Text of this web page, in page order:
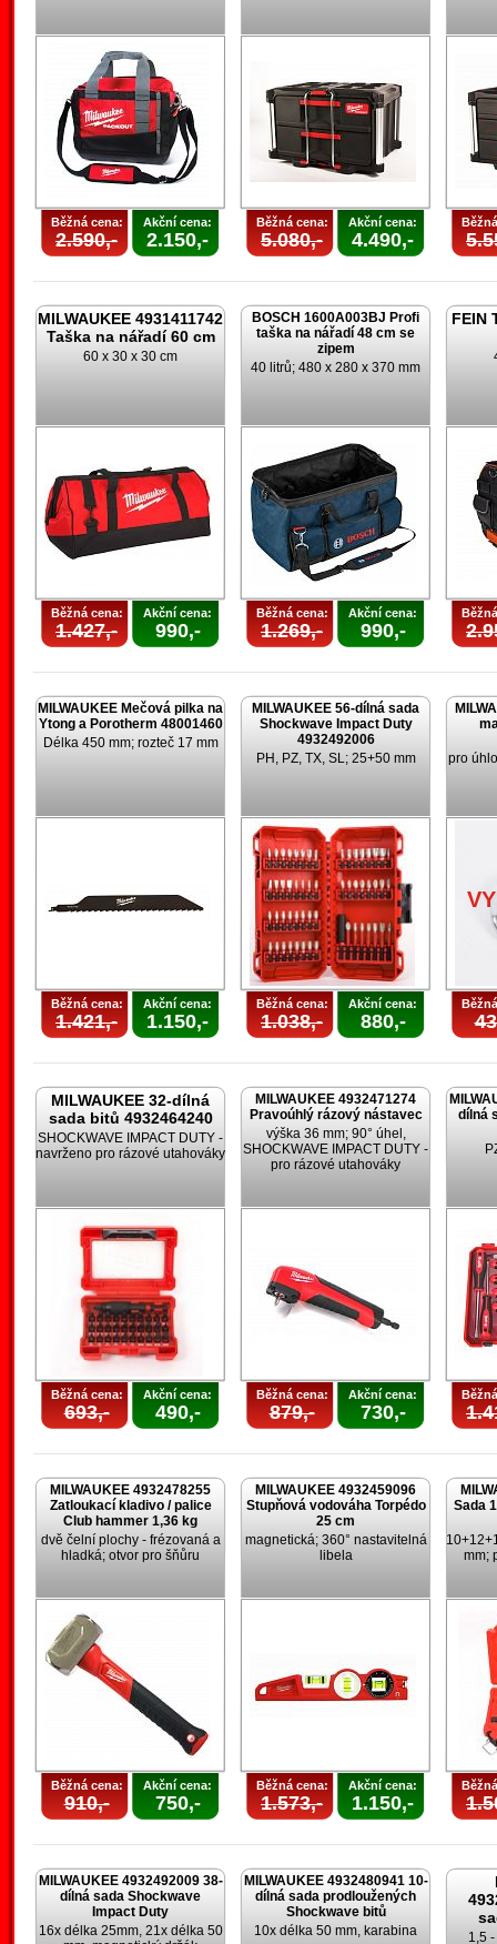
Běžná cena:
2.590,-
Akční cena:
2.150,-
Běžná cena:
5.080,-
Akční cena:
4.490,-
MILWAUKEE 4931411742
Taška na nářadí 60 cm
60 x 30 x 30 cm
Běžná cena:
1.427,-
Akční cena:
990,-
BOSCH 1600A003BJ Profi
taška na nářadí 48 cm se
zipem
40 litrů; 480 x 280 x 370 mm
Běžná cena:
1.269,-
Akční cena:
990,-
FEIN
MILWAUKEE Mečová pilka na
Ytong a Porotherm 48001460
Délka 450 mm; rozteč 17 mm
Běžná cena:
1.421,-
Akční cena:
1.150,-
MILWAUKEE 56-dílná sada
Shockwave Impact Duty
4932492006
PH, PZ, TX, SL; 25+50 mm
Běžná cena:
1.038,-
Akční cena:
880,-
pro
MILWAUKEE 32-dílná
sada bitů 4932464240
SHOCKWAVE IMPACT DUTY -
navrženo pro rázové utahováky
Běžná cena:
693,-
Akční cena:
490,-
MILWAUKEE 4932471274
Pravoúhlý rázový nástavec
výška 36 mm; 90° úhel,
SHOCKWAVE IMPACT DUTY -
pro rázové utahováky
Běžná cena:
879,-
Akční cena:
730,-
dílná
MILWAUKEE 4932478255
Zatloukací kladivo / palice
Club hammer 1,36 kg
dvě čelní plochy - frézovaná a
hladká; otvor pro šňůru
Běžná cena:
910,-
Akční cena:
750,-
MILWAUKEE 4932459096
Stupňová vodováha Torpédo
25 cm
magnetická; 360° nastavitelná
libela
Běžná cena:
1.573,-
Akční cena:
1.150,-
Sada
mm;
MILWAUKEE 4932492009 38-
dílná sada Shockwave
Impact Duty
16x délka 25mm, 21x délka 50
MILWAUKEE 4932480941 10-
dílná sada prodloužených
Shockwave bitů
10x délka 50 mm, karabina
1,5